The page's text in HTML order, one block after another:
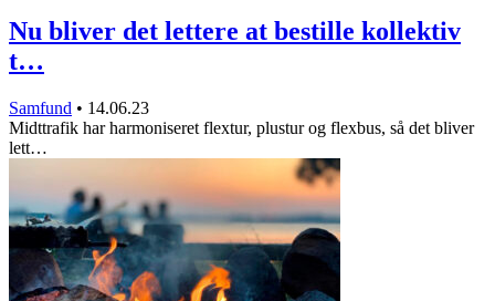
Nu bliver det lettere at bestille kollektiv
t…
Samfund • 14.06.23
Midttrafik har harmoniseret flextur, plustur og flexbus, så det bliver
lett…